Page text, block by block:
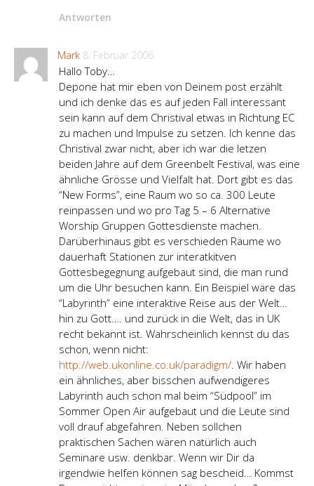
Antworten
Mark 8. Februar 2006
Hallo Toby…
Depone hat mir eben von Deinem post erzählt
und ich denke das es auf jeden Fall interessant
sein kann auf dem Christival etwas in Richtung EC
zu machen und Impulse zu setzen. Ich kenne das
Christival zwar nicht, aber ich war die letzen
beiden Jahre auf dem Greenbelt Festival, was eine
ähnliche Grösse und Vielfalt hat. Dort gibt es das
“New Forms”, eine Raum wo so ca. 300 Leute
reinpassen und wo pro Tag 5 – 6 Alternative
Worship Gruppen Gottesdienste machen.
Darüberhinaus gibt es verschieden Räume wo
dauerhaft Stationen zur interatkitven
Gottesbegegnung aufgebaut sind, die man rund
um die Uhr besuchen kann. Ein Beispiel wäre das
“Labyrinth” eine interaktive Reise aus der Welt…
hin zu Gott…. und zurück in die Welt, das in UK
recht bekannt ist. Wahrscheinlich kennst du das
schon, wenn nicht:
http://web.ukonline.co.uk/paradigm/. Wir haben
ein ähnliches, aber bisschen aufwendigeres
Labyrinth auch schon mal beim “Südpool” im
Sommer Open Air aufgebaut und die Leute sind
voll drauf abgefahren. Neben sollchen
praktischen Sachen wären natürlich auch
Seminare usw. denkbar. Wenn wir Dir da
irgendwie helfen können sag bescheid… Kommst